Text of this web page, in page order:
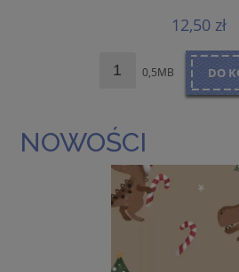
12,50 zł
0,5MB DO
NOWOŚCI